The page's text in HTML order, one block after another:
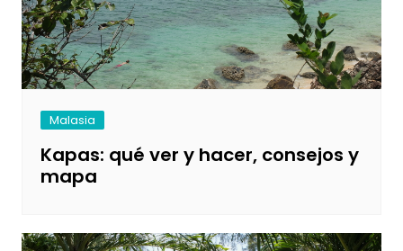
Malasia
Kapas: qué ver y hacer, consejos y
mapa